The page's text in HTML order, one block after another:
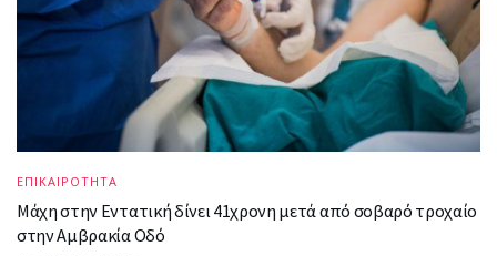
ΕΠΙΚΑΙΡΟΤΗΤΑ
Μάχη στην Εντατική δίνει 41χρονη μετά από σοβαρό τροχαίο
στην Αμβρακία Οδό